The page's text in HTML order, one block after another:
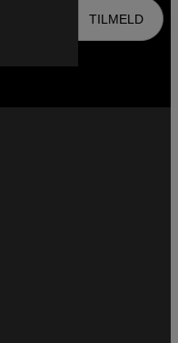
TILMELD